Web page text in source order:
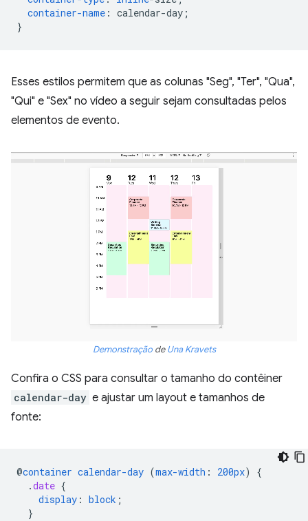
container-name : calendar-day ;
}
Esses estilos permitem que as colunas "Seg", "Ter", "Qua",
"Qui" e "Sex" no vídeo a seguir sejam consultadas pelos
elementos de evento.
DemonstraçãodeUna Kravets
Confira o CSS para consultar o tamanho do contêiner
calendar-day e ajustar um layout e tamanhos de
fonte:
@container calendar-day (max-width : 200px)
{
.date {
display : block ;
}